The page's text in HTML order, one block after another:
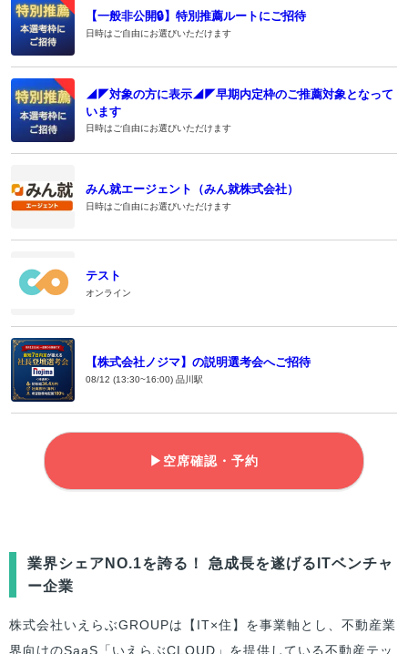
【一般非公開🔒️】特別推薦ルートにご招待
日時はご自由にお選びいただけます
◢◤対象の方に表示◢◤早期内定枠のご推薦対象となって
います
日時はご自由にお選びいただけます
みん就エージェント（みん就株式会社）
日時はご自由にお選びいただけます
テスト
オンライン
【株式会社ノジマ】の説明選考会へご招待
08/12 (13:30~16:00) 品川駅
▶空席確認・予約
業界シェアNO.1を誇る！ 急成長を遂げるITベンチャ
ー企業
株式会社いえらぶGROUPは【IT×住】を事業軸とし、不動産業
界向けのSaaS「いえらぶCLOUD」を提供している不動産テッ